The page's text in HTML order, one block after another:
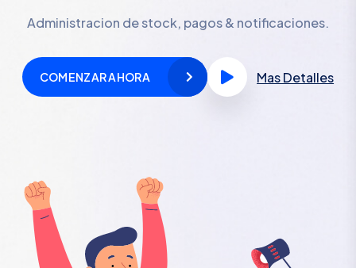
Administracion de stock, pagos & notificaciones.
COMENZAR AHORA Mas Detalles